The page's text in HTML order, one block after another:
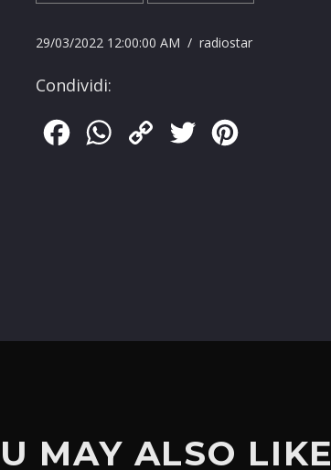
29/03/2022 12:00:00 AM / radiostar
Condividi:
FacebookWhatsApp
Copy
Twitter
MAY ALSO LIKE